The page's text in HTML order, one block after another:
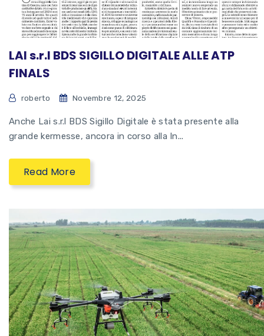
LAI s.r.l BDS SIGILLO DIGITALE ALLE ATP
FINALS
roberto Novembre 12, 2025
Anche Lai s.r.l BDS Sigillo Digitale è stata presente alla
grande kermesse, ancora in corso alla In...
Read More